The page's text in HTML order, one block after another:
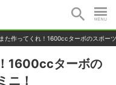
た作ってくれ！1600ccターボのスポー
1600ccターボの
ニ！